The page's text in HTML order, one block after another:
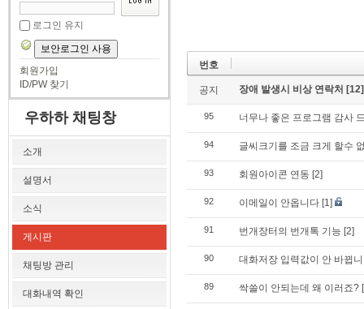
로그인 유지
보안로그인 사용
회원가입
ID/PW 찾기
우하하 채팅창
소개
설명서
소식
게시판
채팅방 관리
대화내역 확인
번호
공지 장애 발생시 비상 연락처 [12]
95 너무나 좋은 프로그램 감사
94 글씨크기를 조금 크게 할수
93 회원아이콘 연동 [2]
92 이메일이 안옵니다 [1]
91 번개장터의 번개톡 기능 [2]
90 대화저장 입력값이 안 바뀝
89 싹쓸이 안되는데 왜 이러죠?